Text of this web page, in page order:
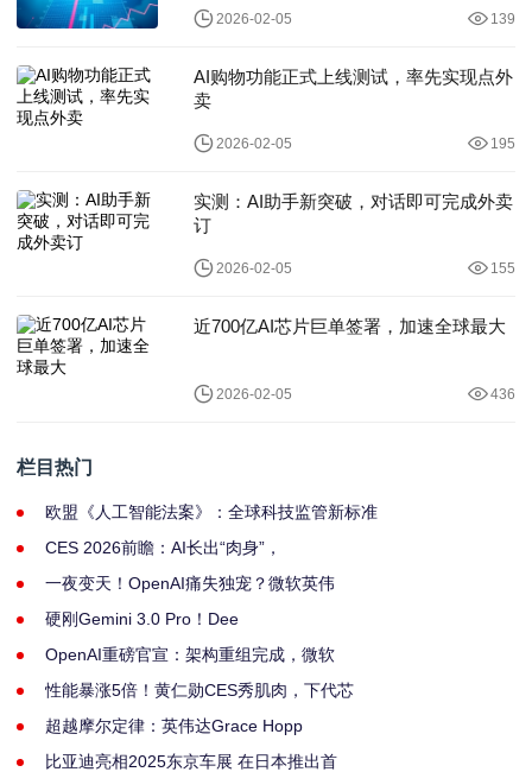
2026-02-05 139
AI购物功能正式上线测试，率先实现点外
卖
2026-02-05 195
实测：AI助手新突破，对话即可完成外卖
订
2026-02-05 155
近700亿AI芯片巨单签署，加速全球最大
2026-02-05 436
栏目热门
欧盟《人工智能法案》：全球科技监管新标准
CES 2026前瞻：AI长出“肉身”，
一夜变天！OpenAI痛失独宠？微软英伟
硬刚Gemini 3.0 Pro！Dee
OpenAI重磅官宣：架构重组完成，微软
性能暴涨5倍！黄仁勋CES秀肌肉，下代芯
超越摩尔定律：英伟达Grace Hopp
比亚迪亮相2025东京车展 在日本推出首